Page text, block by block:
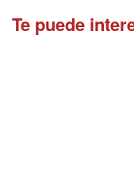
Te puede